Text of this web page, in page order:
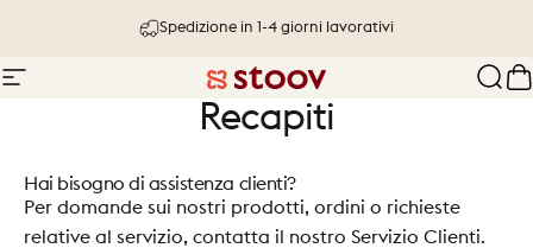
Spedizione in 1-4 giorni lavorativi
Navigazione del sito Stoov® | Cordless Heated Cushions
Recapiti
Hai bisogno di assistenza clienti?
Per domande sui nostri prodotti, ordini o richieste
relative al servizio, contatta il nostro Servizio Clienti.